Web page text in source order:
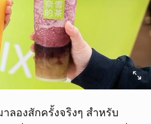
ลองสักครั้งจริงๆ สำหรับ